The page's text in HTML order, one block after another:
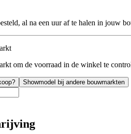
al na een uur af te halen in jouw
om de voorraad in de winkel te
Showmodel bij andere bouwmarkten